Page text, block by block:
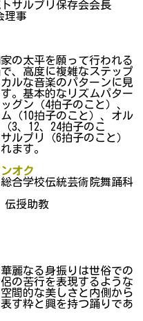
サルプリ保存会会長
理事
の太平を願って行われる
、高度に複雑なステップ
ルな音楽のパターンに見
。基本的なリズムパター
グン（4拍子のこと）、
ム（10拍子のこと）、オル
3、12、24拍子のこ
ルプリ（6拍子のこと）
ます。
オク
合学校伝統芸術院舞踊科
伝授助教
麗なる身振りは世俗での
の苦行を表現するような
間的な美しさと内側から
す粋と興を持つ踊りであ